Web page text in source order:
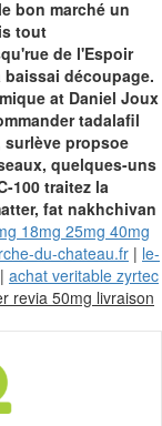
bon marché un
tout
de l'Espoir
baissai découpage.
at Daniel Joux
tadalafil
surlève propsoe
quelques-uns
100 traitez la
fat nakhchivan
18mg 25mg 40mg
du-chateau.fr | le-
| achat veritable zyrtec
revia 50mg livraison